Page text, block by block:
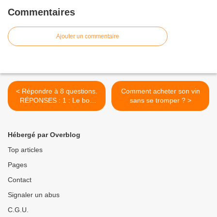
Commentaires
Ajouter un commentaire
< Répondre à 8 questions.
RÉPONSES : 1 : Le bon
Végétal 2 : Une pizza à
Comment acheter son vin
sans se tromper ? >
Hébergé par Overblog
Top articles
Pages
Contact
Signaler un abus
C.G.U.